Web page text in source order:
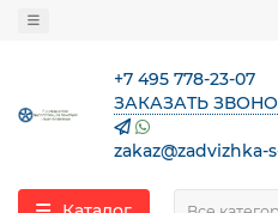
+7 495 778-23-07
ЗАКАЗАТЬ